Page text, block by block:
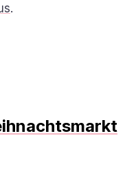
.